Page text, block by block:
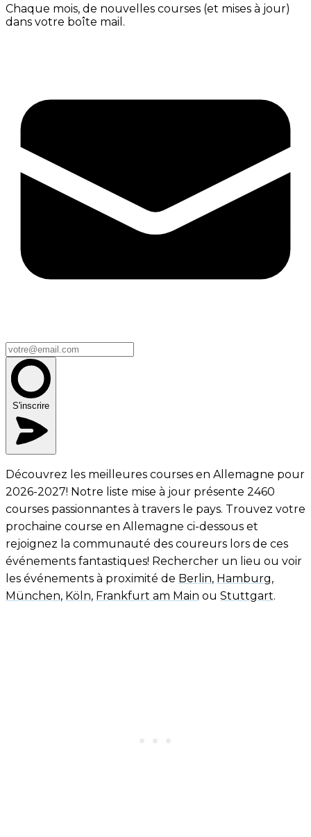
Chaque mois, de nouvelles courses (et mises à jour)
dans votre boîte mail.
S'inscrire
Découvrez les meilleures courses en Allemagne pour
2026-2027! Notre liste mise à jour présente 2460
courses passionnantes à travers le pays. Trouvez votre
prochaine course en Allemagne ci-dessous et
rejoignez la communauté des coureurs lors de ces
événements fantastiques! Rechercher un lieu ou voir
les événements à proximité de Berlin, Hamburg,
München, Köln, Frankfurt am Main ou Stuttgart.